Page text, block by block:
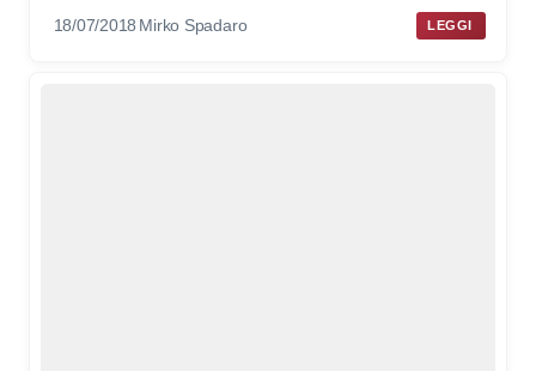
18/07/2018 Mirko Spadaro LEGGI